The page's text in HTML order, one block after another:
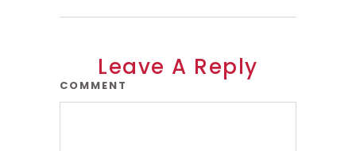
Leave A Reply
COMMENT